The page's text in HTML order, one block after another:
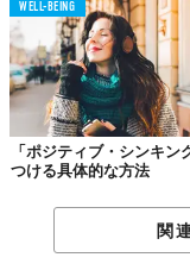
WELL-BEING
「ポジティブ・シンキン
つける具体的な方法
関